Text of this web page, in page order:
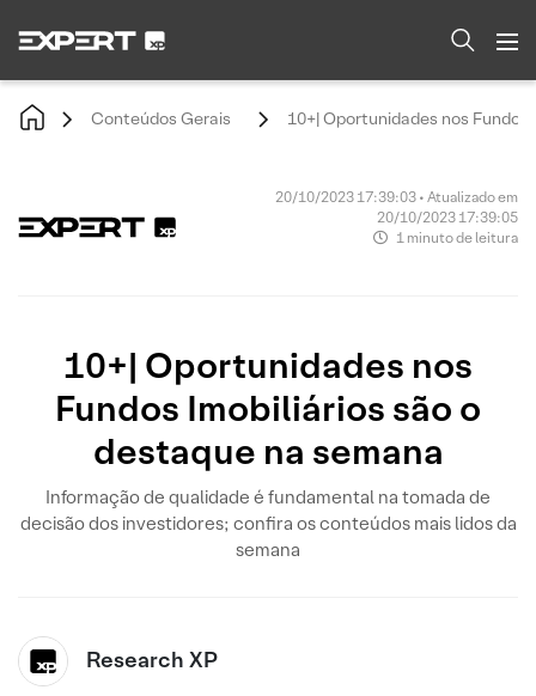
Conteúdos Gerais 10+| Oportunidades nos
20/10/2023 17:39:03 • Atualizado em
20/10/2023 17:39:05
1 minuto de leitura
10+| Oportunidades nos
Fundos Imobiliários são o
destaque na semana
Informação de qualidade é fundamental na tomada de
decisão dos investidores; confira os conteúdos mais lidos da
semana
Research XP